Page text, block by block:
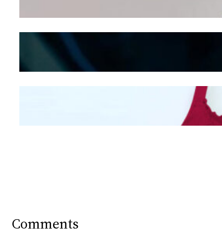
Kepribadian
Mengintip Kepribadian
Wanita Dari Warna Bra
Comments